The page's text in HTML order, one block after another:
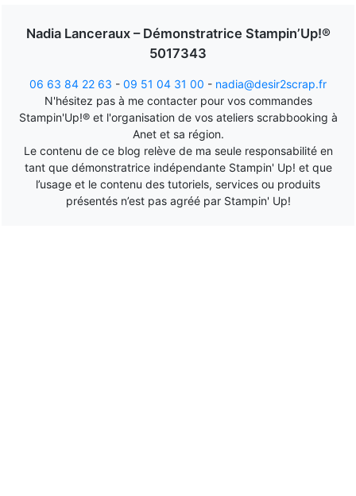
Nadia Lanceraux – Démonstratrice Stampin’Up!®
5017343
06 63 84 22 63 - 09 51 04 31 00 - nadia@desir2scrap.fr
N'hésitez pas à me contacter pour vos commandes
Stampin'Up!® et l'organisation de vos ateliers scrabbooking à
Anet et sa région.
Le contenu de ce blog relève de ma seule responsabilité en
tant que démonstratrice indépendante Stampin' Up! et que
l’usage et le contenu des tutoriels, services ou produits
présentés n’est pas agréé par Stampin' Up!